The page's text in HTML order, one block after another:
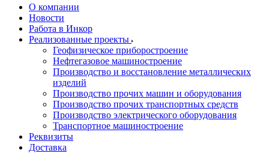
О компании
Новости
Работа в Инкор
Реализованные проекты
Геофизическое приборостроение
Нефтегазовое машиностроение
Производство и восстановление металлических
изделий
Производство прочих машин и оборудования
Производство прочих транспортных средств
Производство электрического оборудования
Транспортное машиностроение
Реквизиты
Доставка